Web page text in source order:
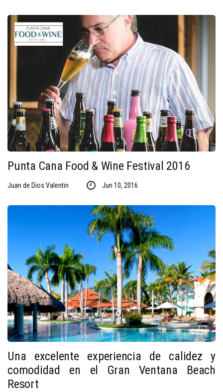
Punta Cana Food & Wine Festival 2016
Juan de Dios Valentin Jun 10, 2016
Una excelente experiencia de calidez y
comodidad en el Gran Ventana Beach
Resort